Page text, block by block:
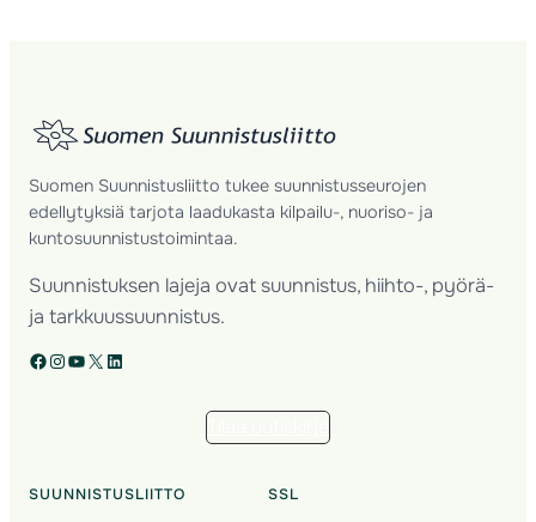
Suomen Suunnistusliitto tukee suunnistusseurojen
edellytyksiä tarjota laadukasta kilpailu-, nuoriso- ja
kuntosuunnistustoimintaa.
Suunnistuksen lajeja ovat suunnistus, hiihto-, pyörä-
ja tarkkuussuunnistus.
Facebook Instagram YouTube X LinkedIn
SUUNNISTUSLIITTO SSL